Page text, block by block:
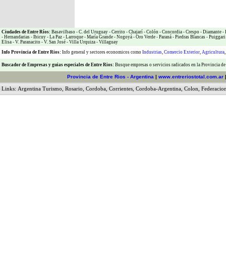
Ciudades de Entre Ríos: Basavilbaso - C. del Uruguay - Cerrito - Chajarí - Colón - Concordia - Crespo - Diamante -
- Hernandarias - Ibicuy - La Paz - Larroque - María Grande - Nogoyá - Oro Verde - Paraná - Piedras Blancas - Puiggari
Elisa - V. Paranacito - V. San José - Villa Urquiza - Villaguay
Info Provincia de Entre Rios: Info general y sectores economicos como Industrias, Comercio Exterior, Agricultura,
Buscador de Empresas y guias especiales de Entre Rios: Busque empresas o servicios radicados en la Provincia
Provincia de Entre Rios - Argentina | www.entreriostotal.com.ar
Links: Argentina Turismo Rosario Cordoba Corrientes Cordoba-Argentina Colon